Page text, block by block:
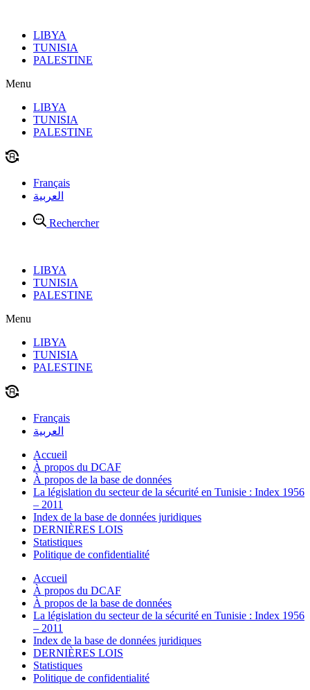
contenuLIBYA
TUNISIA
PALESTINE
Menu
LIBYA
TUNISIA
PALESTINE
Français
العربية
Rechercher
LIBYA
TUNISIA
PALESTINE
Menu
LIBYA
TUNISIA
PALESTINE
Français
العربية
Accueil
À propos du DCAF
À propos de la base de données
La législation du secteur de la sécurité en Tunisie : Index 1956
– 2011
Index de la base de données juridiques
DERNIÈRES LOIS
Statistiques
Politique de confidentialité
Accueil
À propos du DCAF
À propos de la base de données
La législation du secteur de la sécurité en Tunisie : Index 1956
– 2011
Index de la base de données juridiques
DERNIÈRES LOIS
Statistiques
Politique de confidentialité